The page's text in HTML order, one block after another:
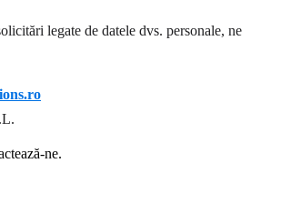
legate de datele dvs. personale, ne
ne.